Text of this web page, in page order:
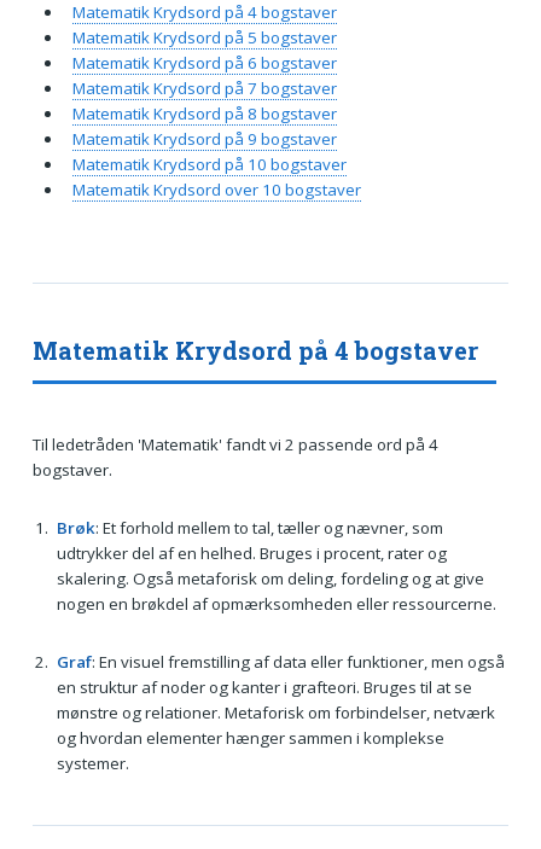
Matematik Krydsord på 4 bogstaver
Til ledetråden 'Matematik' fandt vi 2 passende ord på 4
bogstaver.
Brøk: Et forhold mellem to tal, tæller og nævner, som
udtrykker del af en helhed. Bruges i procent, rater og
skalering. Også metaforisk om deling, fordeling og at give
nogen en brøkdel af opmærksomheden eller ressourcerne.
Graf: En visuel fremstilling af data eller funktioner, men også
en struktur af noder og kanter i grafteori. Bruges til at se
mønstre og relationer. Metaforisk om forbindelser, netværk
og hvordan elementer hænger sammen i komplekse
systemer.
Matematik Krydsord på 4 bogstaver
Matematik Krydsord på 5 bogstaver
Matematik Krydsord på 6 bogstaver
Matematik Krydsord på 7 bogstaver
Matematik Krydsord på 8 bogstaver
Matematik Krydsord på 9 bogstaver
Matematik Krydsord på 10 bogstaver
Matematik Krydsord over 10 bogstaver